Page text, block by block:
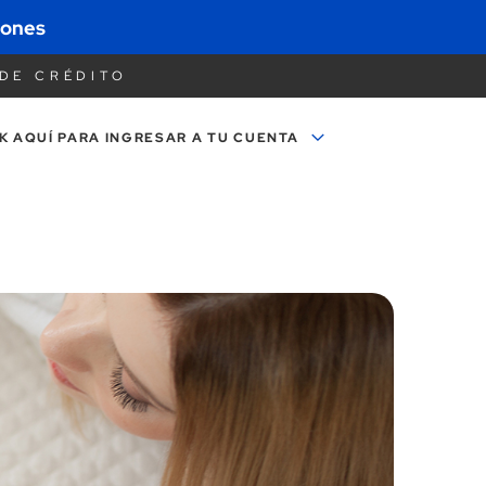
CRÉDITO
AQUÍ PARA INGRESAR A TU CUENTA